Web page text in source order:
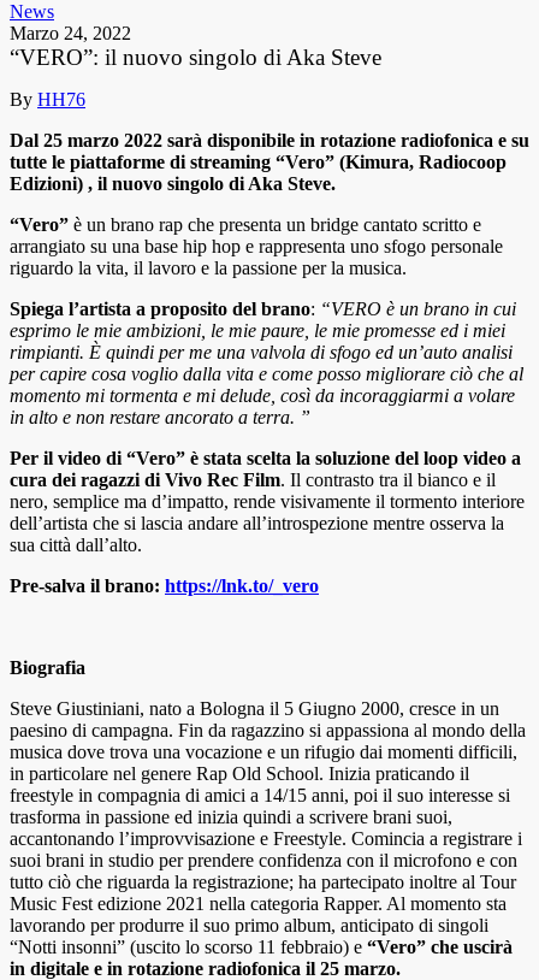
News
Marzo 24, 2022
“VERO”: il nuovo singolo di Aka Steve
By HH76
Dal 25 marzo 2022 sarà disponibile in rotazione radiofonica e su
tutte le piattaforme di streaming “Vero” (Kimura, Radiocoop
Edizioni) , il nuovo singolo di Aka Steve.
“Vero” è un brano rap che presenta un bridge cantato scritto e
arrangiato su una base hip hop e rappresenta uno sfogo personale
riguardo la vita, il lavoro e la passione per la musica.
Spiega l’artista a proposito del brano: “VERO è un brano in cui
esprimo le mie ambizioni, le mie paure, le mie promesse ed i miei
rimpianti. È quindi per me una valvola di sfogo ed un’auto analisi
per capire cosa voglio dalla vita e come posso migliorare ciò che al
momento mi tormenta e mi delude, così da incoraggiarmi a volare
in alto e non restare ancorato a terra. ”
Per il video di “Vero” è stata scelta la soluzione del loop video a
cura dei ragazzi di Vivo Rec Film. Il contrasto tra il bianco e il
nero, semplice ma d’impatto, rende visivamente il tormento interiore
dell’artista che si lascia andare all’introspezione mentre osserva la
sua città dall’alto.
Pre-salva il brano: https://lnk.to/_vero
Biografia
Steve Giustiniani, nato a Bologna il 5 Giugno 2000, cresce in un
paesino di campagna. Fin da ragazzino si appassiona al mondo della
musica dove trova una vocazione e un rifugio dai momenti difficili,
in particolare nel genere Rap Old School. Inizia praticando il
freestyle in compagnia di amici a 14/15 anni, poi il suo interesse si
trasforma in passione ed inizia quindi a scrivere brani suoi,
accantonando l’improvvisazione e Freestyle. Comincia a registrare i
suoi brani in studio per prendere confidenza con il microfono e con
tutto ciò che riguarda la registrazione; ha partecipato inoltre al Tour
Music Fest edizione 2021 nella categoria Rapper. Al momento sta
lavorando per produrre il suo primo album, anticipato di singoli
“Notti insonni” (uscito lo scorso 11 febbraio) e “Vero” che uscirà
in digitale e in rotazione radiofonica il 25 marzo.